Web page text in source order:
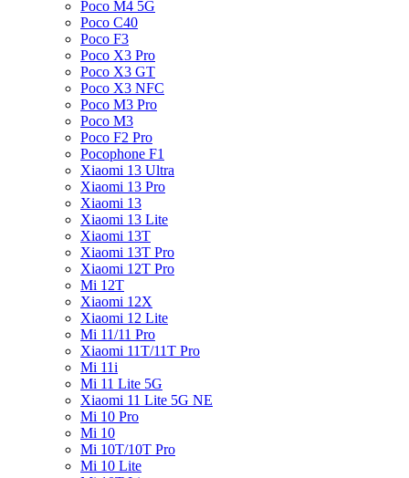
Poco M4 5G
Poco C40
Poco F3
Poco X3 Pro
Poco X3 GT
Poco X3 NFC
Poco M3 Pro
Poco M3
Poco F2 Pro
Pocophone F1
Xiaomi 13 Ultra
Xiaomi 13 Pro
Xiaomi 13
Xiaomi 13 Lite
Xiaomi 13T
Xiaomi 13T Pro
Xiaomi 12T Pro
Mi 12T
Xiaomi 12X
Xiaomi 12 Lite
Mi 11/11 Pro
Xiaomi 11T/11T Pro
Mi 11i
Mi 11 Lite 5G
Xiaomi 11 Lite 5G NE
Mi 10 Pro
Mi 10
Mi 10T/10T Pro
Mi 10 Lite